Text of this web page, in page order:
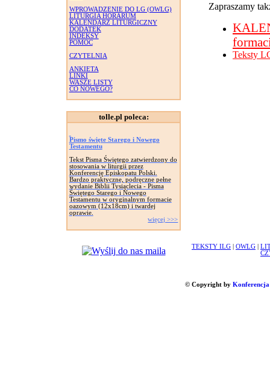
WPROWADZENIE DO LG (OWLG)
LITURGIA HORARUM
KALENDARZ LITURGICZNY
DODATEK
INDEKSY
POMOC
CZYTELNIA
ANKIETA
LINKI
WASZE LISTY
CO NOWEGO?
tolle.pl poleca:
Pismo święte Starego i Nowego
Testamentu
Tekst Pisma Świętego zatwierdzony do
stosowania w liturgii przez
Konferencję Episkopatu Polski.
Bardzo praktyczne, podręczne pełne
wydanie Biblii Tysiąclecia - Pisma
Świętego Starego i Nowego
Testamentu w oryginalnym formacie
oazowym (12x18cm) i twardej
oprawie.
więcej >>>
Zapraszamy
Teksty
TEKSTY ILG OWLG
© Copyright by Konferencja